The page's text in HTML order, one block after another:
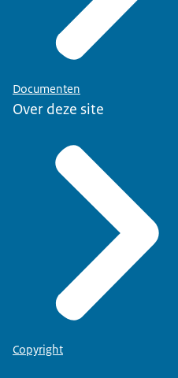
Documenten
Over deze site
Copyright